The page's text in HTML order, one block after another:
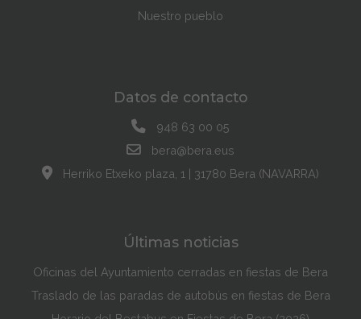
Nuestro pueblo
Datos de contacto
948 63 00 05
bera@bera.eus
Herriko Etxeko plaza, 1 | 31780 Bera (NAVARRA)
Últimas noticias
Oficinas del Ayuntamiento cerradas en fiestas de Bera
Traslado de las paradas de autobús en fiestas de Bera